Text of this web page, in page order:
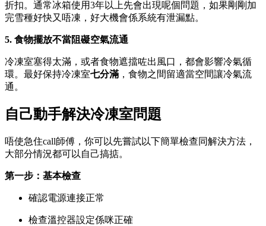
折扣。通常冰箱使用3年以上先會出現呢個問題，如果剛剛加
完雪種好快又唔凍，好大機會係系統有泄漏點。
5. 食物擺放不當阻礙空氣流通
冷凍室塞得太滿，或者食物遮擋咗出風口，都會影響冷氣循
環。最好保持冷凍室七分滿 ，食物之間留適當空間讓冷氣流
通。
自己動手解決冷凍室問題
唔使急住call師傅，你可以先嘗試以下簡單檢查同解決方法，
大部分情況都可以自己搞掂。
第一步：基本檢查
確認電源連接正常
檢查溫控器設定係咪正確